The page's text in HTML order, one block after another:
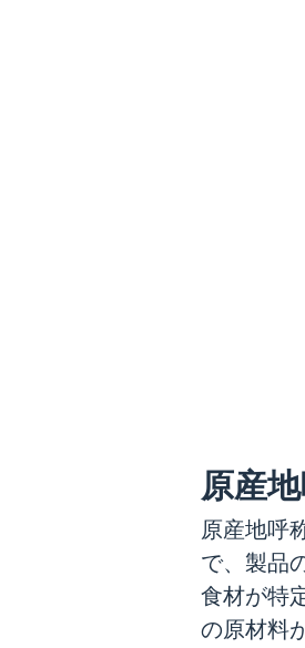
原産
原産地呼
で、製品
食材が特
の原材料